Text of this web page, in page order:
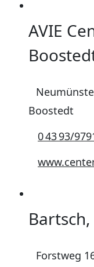
AVIE
Boostedt
0 43 93/
Forstweg